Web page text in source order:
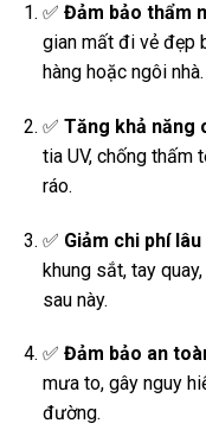
✅ Đảm bảo thẩm
gian mất đi vẻ đẹp
hàng hoặc ngôi nhà.
✅ Tăng khả năng
tia UV, chống thấm
ráo.
✅ Giảm chi phí lâu
khung sắt, tay
sau này.
✅ Đảm bảo an
mưa to, gây nguy
đường.